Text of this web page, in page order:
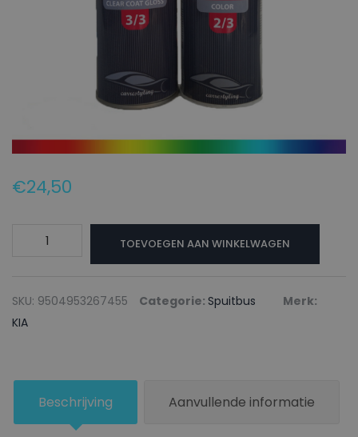
€24,50
Blanke
lak
DARK
(ASIA
TOEVOEGEN AAN WINKELWAGEN
SKU: 9504953267455 Categorie: Spuitbus
Merk:
KIA
Beschrijving Aanvullende informatie